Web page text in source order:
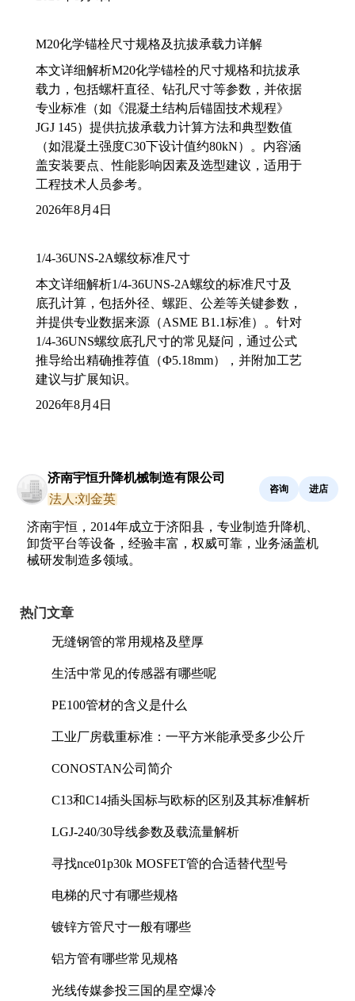
M20化学锚栓尺寸规格及抗拔承载力详解
本文详细解析M20化学锚栓的尺寸规格和抗拔承
载力，包括螺杆直径、钻孔尺寸等参数，并依据
专业标准（如《混凝土结构后锚固技术规程》
JGJ 145）提供抗拔承载力计算方法和典型数值
（如混凝土强度C30下设计值约80kN）。内容涵
盖安装要点、性能影响因素及选型建议，适用于
工程技术人员参考。
2026年8月4日
1/4-36UNS-2A螺纹标准尺寸
本文详细解析1/4-36UNS-2A螺纹的标准尺寸及
底孔计算，包括外径、螺距、公差等关键参数，
并提供专业数据来源（ASME B1.1标准）。针对
1/4-36UNS螺纹底孔尺寸的常见疑问，通过公式
推导给出精确推荐值（Φ5.18mm），并附加工艺
建议与扩展知识。
2026年8月4日
济南宇恒升降机械制造有限公司
法人:刘金英
咨询 进店
济南宇恒，2014年成立于济阳县，专业制造升降机、
卸货平台等设备，经验丰富，权威可靠，业务涵盖机
械研发制造多领域。
热门文章
无缝钢管的常用规格及壁厚
生活中常见的传感器有哪些呢
PE100管材的含义是什么
工业厂房载重标准：一平方米能承受多少公斤
CONOSTAN公司简介
C13和C14插头国标与欧标的区别及其标准解析
LGJ-240/30导线参数及载流量解析
寻找nce01p30k MOSFET管的合适替代型号
电梯的尺寸有哪些规格
镀锌方管尺寸一般有哪些
铝方管有哪些常见规格
光线传媒参投三国的星空爆冷